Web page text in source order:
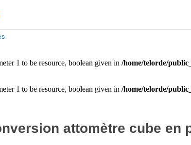
attomètre cube en